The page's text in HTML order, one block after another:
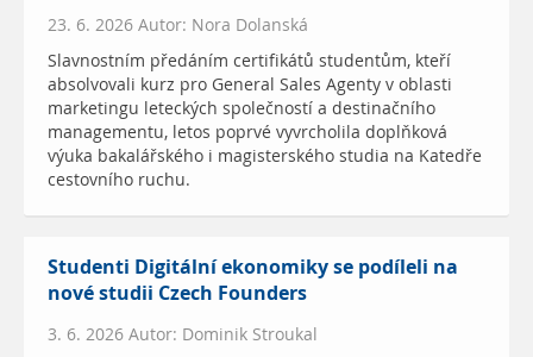
23. 6. 2026 Autor: Nora Dolanská
Slavnostním předáním certifikátů studentům, kteří
absolvovali kurz pro General Sales Agenty v oblasti
marketingu leteckých společností a destinačního
managementu, letos poprvé vyvrcholila doplňková
výuka bakalářského i magisterského studia na Katedře
cestovního ruchu.
Studenti Digitální ekonomiky se podíleli na
nové studii Czech Founders
3. 6. 2026 Autor: Dominik Stroukal